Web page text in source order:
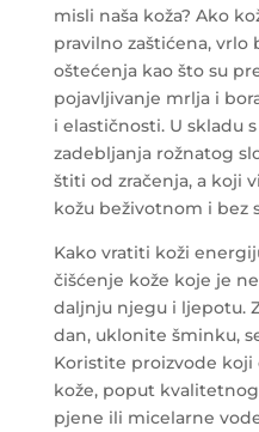
misli naša koža? Ako
pravilno zaštićena,
oštećenja kao što su
pojavljivanje mrlja i
i elastičnosti. U skladu
zadebljanja rožnatog
štiti od zračenja, a koji
kožu beživotnom i bez
Kako vratiti koži
čišćenje kože koje je
daljnju njegu i ljepotu.
dan, uklonite šminku,
Koristite proizvode koji
kože, poput
pjene ili micelarne